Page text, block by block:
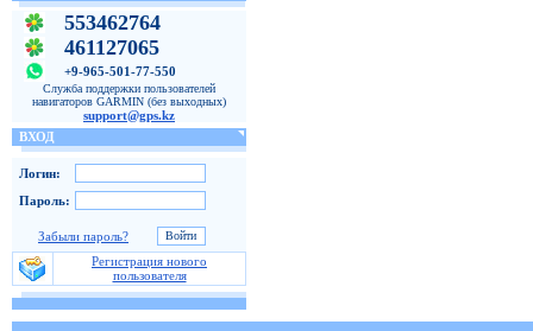
553462764
461127065
+9-965-501-77-550
Служба поддержки пользователей
навигаторов GARMIN (без выходных)
support@gps.kz
ВХОД
Логин:
Пароль:
Забыли пароль?
Регистрация нового
пользователя